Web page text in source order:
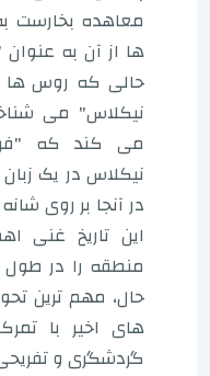
معاهده بخارست
ها از آن به
حالی که روس ها
نیکلاس" می
می کند که
نیکلاس در یک
در آنجا بر روی
این تاریخ غنی
منطقه را در
حال، مهم ترین
های اخیر با
گردشگری و